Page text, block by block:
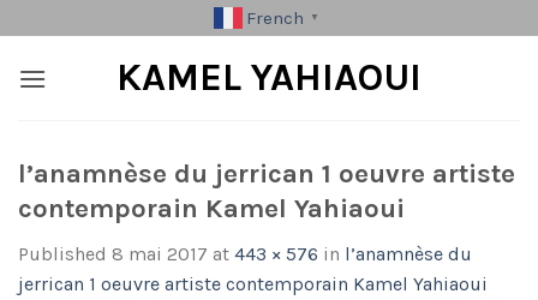
to
content
French ▼
KAMEL YAHIAOUI
l’anamnèse du jerrican 1 oeuvre artiste
contemporain Kamel Yahiaoui
Published 8 mai 2017 at 443 × 576 in l’anamnèse du
jerrican 1 oeuvre artiste contemporain Kamel Yahiaoui